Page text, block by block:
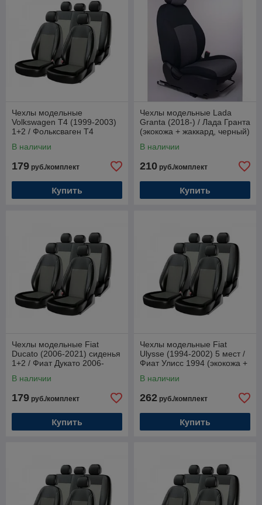
Чехлы модельные
Volkswagen T4 (1999-2003)
1+2 / Фольксваген Т4
В наличии
179 руб./комплект
Купить
Чехлы модельные Lada
Granta (2018-) / Лада Гранта
(экокожа + жаккард, черный)
В наличии
210 руб./комплект
Купить
Чехлы модельные Fiat
Ducato (2006-2021) сиденья
1+2 / Фиат Дукато 2006-
В наличии
179 руб./комплект
Купить
Чехлы модельные Fiat
Ulysse (1994-2002) 5 мест /
Фиат Улисс 1994 (экокожа +
В наличии
262 руб./комплект
Купить